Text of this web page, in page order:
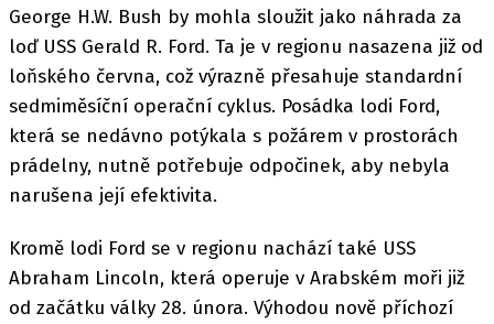
George H.W. Bush by mohla sloužit jako náhrada za
loď USS Gerald R. Ford. Ta je v regionu nasazena již od
loňského června, což výrazně přesahuje standardní
sedmiměsíční operační cyklus. Posádka lodi Ford,
která se nedávno potýkala s požárem v prostorách
prádelny, nutně potřebuje odpočinek, aby nebyla
narušena její efektivita.
Kromě lodi Ford se v regionu nachází také USS
Abraham Lincoln, která operuje v Arabském moři již
od začátku války 28. února. Výhodou nově příchozí